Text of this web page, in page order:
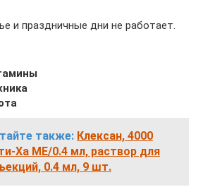
и праздничные дни не работает.
также: Клексан, 4000
Ха МЕ/0.4 мл, раствор для
0.4 мл, 9 шт.